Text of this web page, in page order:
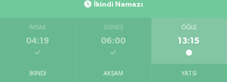
İkindi Namazı
İMSAK
04:19
GÜNEŞ
06:00
ÖĞLE
13:15
İKINDI AKŞAM YATSI